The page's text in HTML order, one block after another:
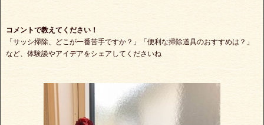
コメントで教えてください！
「サッシ掃除、どこが一番苦手ですか？」「便利な掃除道具のおすすめは？」
など、体験談やアイデアをシェアしてくださいね